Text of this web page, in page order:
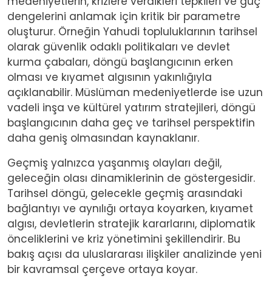
dengelerini anlamak için kritik bir parametre
oluşturur. Örneğin Yahudi topluluklarının tarihsel
olarak güvenlik odaklı politikaları ve devlet
kurma çabaları, döngü başlangıcının erken
olması ve kıyamet algısının yakınlığıyla
açıklanabilir. Müslüman medeniyetlerde ise uzun
vadeli inşa ve kültürel yatırım stratejileri, döngü
başlangıcının daha geç ve tarihsel perspektifin
daha geniş olmasından kaynaklanır.
Geçmiş yalnızca yaşanmış olayları değil,
geleceğin olası dinamiklerinin de göstergesidir.
Tarihsel döngü, gelecekle geçmiş arasındaki
bağlantıyı ve aynılığı ortaya koyarken, kıyamet
algısı, devletlerin stratejik kararlarını, diplomatik
önceliklerini ve kriz yönetimini şekillendirir. Bu
bakış açısı da uluslararası ilişkiler analizinde yeni
bir kavramsal çerçeve ortaya koyar.